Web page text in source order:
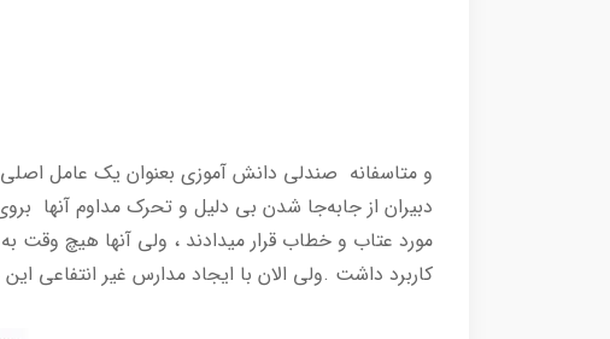
و متاسفانه صندلی دانش آموزی بعنوان یک عامل
دبیران از جابه‌جا شدن بی دلیل و تحرک مداوم آنها
مورد عتاب و خطاب قرار میدادند ، ولی آنها هیچ وقت
کاربرد داشت .ولی الان با ایجاد مدارس غیر انتفاعی